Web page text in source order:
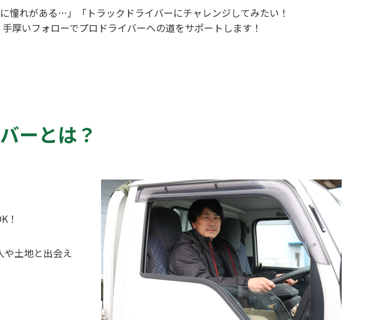
憧れがある…」「トラックドライバーにチャレンジしてみたい！
厚いフォローでプロドライバーへの道をサポートします！
ーとは？
！
や土地と出会え